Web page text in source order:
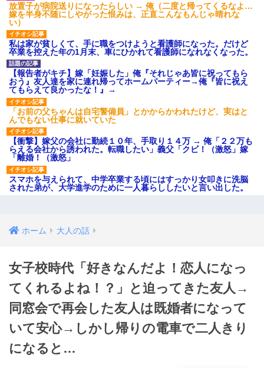
放置子が病院送りになったらしい → 俺（二度と帰ってくるなよ…
嫁を半身不随にしやがった恨みは、正直こんなもんじゃ晴れな
い）
私は家が貧しくて、手に職をつけようと看護師になった。だけど
卒業を控えた年の1月末、車にひかれて看護師になれなくなった。
【報告者がキチ】嫁「妊娠した」俺『それじゃあ皆に祝ってもら
おう』友人達を家に連れ帰ってホームパーティー→俺『皆に祝え
てもらえて良かったな！』→
「お前の父ちゃんは自宅警備員」とかからかわれたけど、実はと
んでもない仕事に就いていた
【衝撃】嫁父の会社に勤続１０年、手取り１４万 → 俺「２２万も
らえる会社から誘われた。転職したい」義父「クビ！（激怒」嫁
「離婚！（激怒」
スマホを与えられて、中学卒業する頃にはすっかり女叩きに洗脳
された弟が、大学進学のために一人暮らししたいと言い出した。
ホーム 大人の話
女子校時代「好きなんだよ！恋人になっ
てくれるよね！？」と迫ってきた友人→
同窓会で再会した友人は既婚者になって
いて安心→しかし帰りの電車で二人きり
になると…